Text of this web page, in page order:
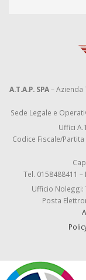
A.T.A.P. SPA– Azienda
Sede Legale e
Uffici
Codice Fiscale/Partita
Tel. 0158488411 –
Ufficio Noleggi:
Posta